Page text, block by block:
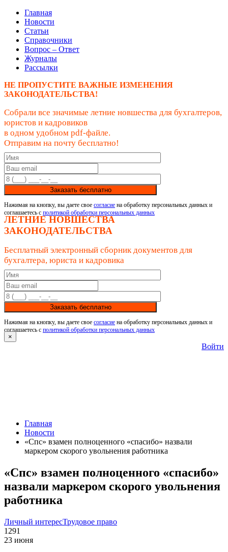
Главная
Новости
Статьи
Справочники
Вопрос – Ответ
Журналы
Рассылки
НЕ ПРОПУСТИТЕ ВАЖНЫЕ ИЗМЕНЕНИЯ
ЗАКОНОДАТЕЛЬСТВА!
Собрали все значимые летние новшества для бухгалтеров,
юристов и кадровиков
в одном удобном pdf-файле.
Отправим на почту бесплатно!
Заказать бесплатно
Нажимая на кнопку, вы даете свое согласие на обработку персональных данных и
соглашаетесь с политикой обработки персональных данных
ЛЕТНИЕ НОВШЕСТВА
ЗАКОНОДАТЕЛЬСТВА
Бесплатный электронный сборник документов для
бухгалтера, юриста и кадровика
Заказать бесплатно
Нажимая на кнопку, вы даете свое согласие на обработку персональных данных и
соглашаетесь с политикой обработки персональных данных
×
Войти
Главная
Новости
«Спс» взамен полноценного «спасибо» назвали
маркером скорого увольнения работника
«Спс» взамен полноценного «спасибо»
назвали маркером скорого увольнения
работника
Личный интересТрудовое право
1291
23 июня